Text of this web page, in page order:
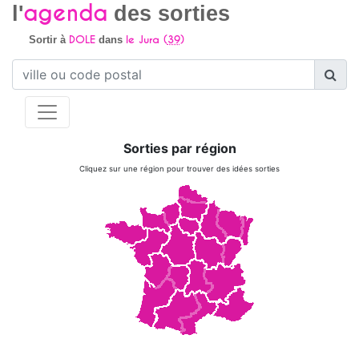
l'agenda des sorties
Sortir à DOLEdans le Jura (39)
Sorties par région
Cliquez sur une région pour trouver des idées sorties